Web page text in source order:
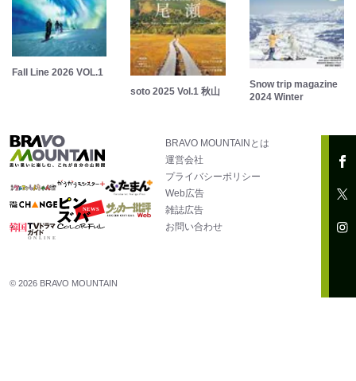
Fall Line 2026 VOL.1
soto 2025 Vol.1 秋山
Snow trip magazine
2024 Winter
BRAVO MOUNTAINとは
運営会社
プライバシーポリシー
Web広告
雑誌広告
お問い合わせ
© 2026 BRAVO MOUNTAIN